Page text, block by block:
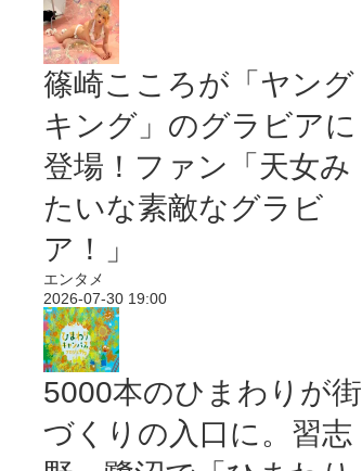
篠崎こころが「ヤング
キング」のグラビアに
登場！ファン「天女み
たいな素敵なグラビ
ア！」
エンタメ
2026-07-30 19:00
5000本のひまわりが街
づくりの入口に。習志